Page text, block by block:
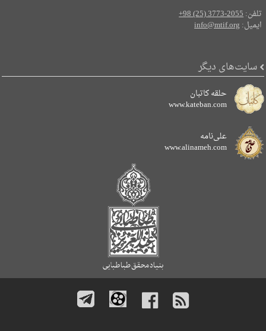
تلفن:+98 (25) 3773-2055
ایمیل:info@mtif.org
سایت‌های دیگر
حلقه کاتبان
www.kateban.com
علی‌نامه
www.alinameh.com